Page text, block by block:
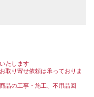
たします
取り寄せ依頼は承っておりま
品の工事・施工、不用品回